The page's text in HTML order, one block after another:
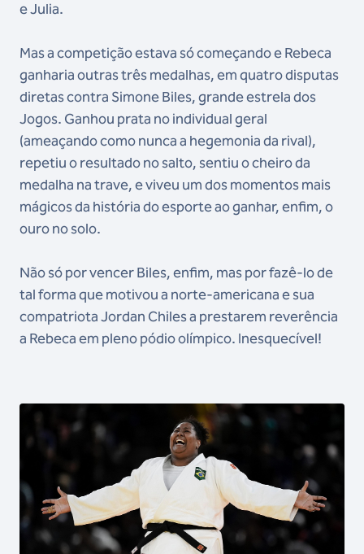
e Julia.
Mas a competição estava só começando e Rebeca
ganharia outras três medalhas, em quatro disputas
diretas contra Simone Biles, grande estrela dos
Jogos. Ganhou prata no individual geral
(ameaçando como nunca a hegemonia da rival),
repetiu o resultado no salto, sentiu o cheiro da
medalha na trave, e viveu um dos momentos mais
mágicos da história do esporte ao ganhar, enfim, o
ouro no solo.
Não só por vencer Biles, enfim, mas por fazê-lo de
tal forma que motivou a norte-americana e sua
compatriota Jordan Chiles a prestarem reverência
a Rebeca em pleno pódio olímpico. Inesquecível!